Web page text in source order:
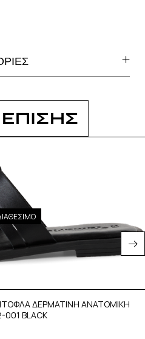
ΕΠΙΣΗΣ
ΔΕΡΜΑΤΙΝΗ ΑΝΑΤΟΜΙΚΗ
BLACK